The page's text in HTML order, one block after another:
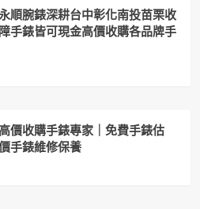
順腕錶深耕台中彰化南投苗栗收
手錶皆可現金高價收購各品牌手
價收購手錶專家｜免費手錶估
手錶維修保養